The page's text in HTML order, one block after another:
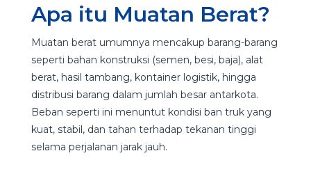
Apa itu Muatan Berat?
Muatan berat umumnya mencakup barang-barang
seperti bahan konstruksi (semen, besi, baja), alat
berat, hasil tambang, kontainer logistik, hingga
distribusi barang dalam jumlah besar antarkota.
Beban seperti ini menuntut kondisi ban truk yang
kuat, stabil, dan tahan terhadap tekanan tinggi
selama perjalanan jarak jauh.